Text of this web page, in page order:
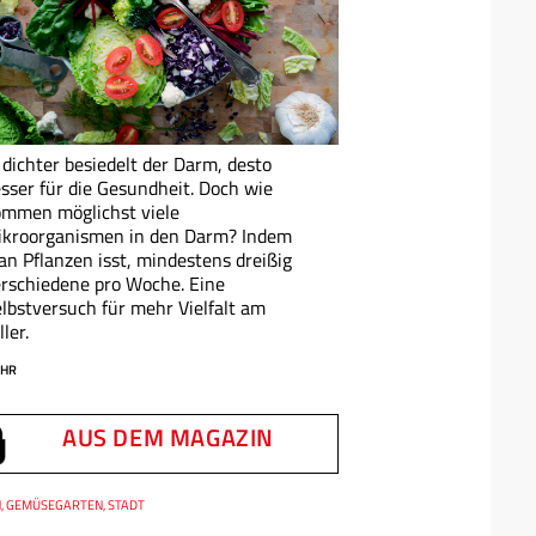
dichter besiedelt der Darm, desto
für die Gesundheit. Doch wie
möglichst viele
in den Darm? Indem
Pflanzen isst, mindestens dreißig
pro Woche. Eine
für mehr Vielfalt am
AUS DEM MAGAZIN
GEMÜSEGARTEN, STADT